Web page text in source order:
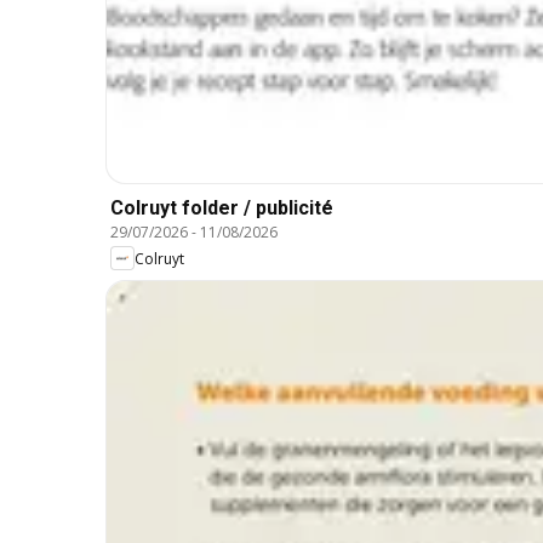
Colruyt folder / publicité
29/07/2026- 11/08/2026
Colruyt